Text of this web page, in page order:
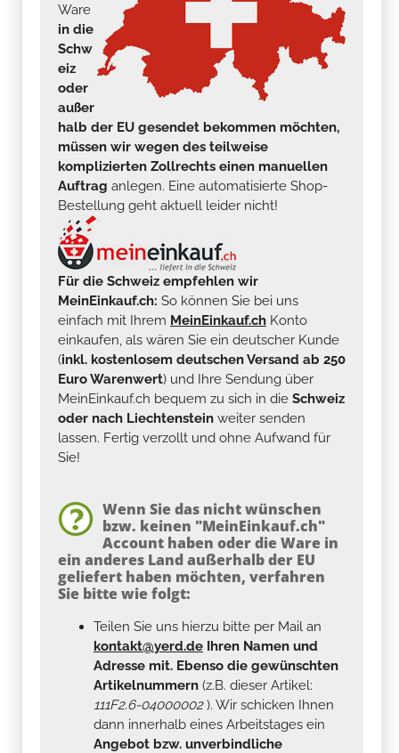
Ware
in die
Schw
eiz
oder
außer
halb der EU gesendet bekommen möchten,
müssen wir wegen des teilweise
komplizierten Zollrechts einen manuellen
Auftrag anlegen. Eine automatisierte Shop-
Bestellung geht aktuell leider nicht!
Für die Schweiz empfehlen wir
MeinEinkauf.ch: So können Sie bei uns
einfach mit Ihrem MeinEinkauf.ch Konto
einkaufen, als wären Sie ein deutscher Kunde
(inkl. kostenlosem deutschen Versand ab 250
Euro Warenwert) und Ihre Sendung über
MeinEinkauf.ch bequem zu sich in die Schweiz
oder nach Liechtenstein weiter senden
lassen. Fertig verzollt und ohne Aufwand für
Sie!
Wenn Sie das nicht wünschen
bzw. keinen "MeinEinkauf.ch"
Account haben oder die Ware in
ein anderes Land außerhalb der EU
geliefert haben möchten, verfahren
Sie bitte wie folgt:
Teilen Sie uns hierzu bitte per Mail an
kontakt@yerd.de Ihren Namen und
Adresse mit. Ebenso die gewünschten
Artikelnummern (z.B. dieser Artikel:
111F2.6-04000002). Wir schicken Ihnen
dann innerhalb eines Arbeitstages ein
Angebot bzw. unverbindliche